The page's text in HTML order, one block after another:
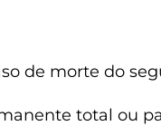
de morte do
total ou